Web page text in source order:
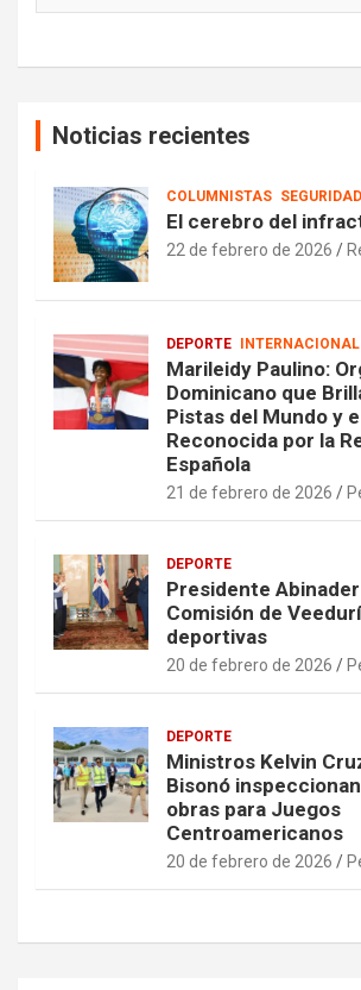
Noticias recientes
COLUMNISTAS SEGURIDAD
El cerebro del
22 de febrero de 2026
DEPORTE
Marileidy Paulino:
Dominicano que
Pistas del Mundo y
Reconocida por la
Española
21 de febrero de 2026
DEPORTE
Presidente
Comisión de
deportivas
20 de febrero de 2026
DEPORTE
Ministros Kelvin
Bisonó
obras para Juegos
Centroamericanos
20 de febrero de 2026